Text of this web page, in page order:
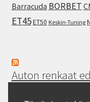
Barracuda BORBET
ET45ET50 Keskin-Tuning
Auton renkaat